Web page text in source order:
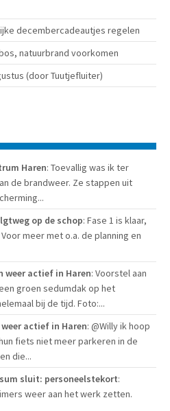
decembercadeautjes regelen
natuurbrand voorkomen
(door Tuutjefluiter)
Haren: Toevallig was ik ter
de brandweer. Ze stappen uit
op de schop: Fase 1 is klaar,
meer met o.a. de planning en
weer actief in Haren: Voorstel aan
groen sedumdak op het
bij de tijd. Foto:...
actief in Haren: @Willy ik hoop
fiets niet meer parkeren in de
die...
sluit: personeelstekort:
weer aan het werk zetten.